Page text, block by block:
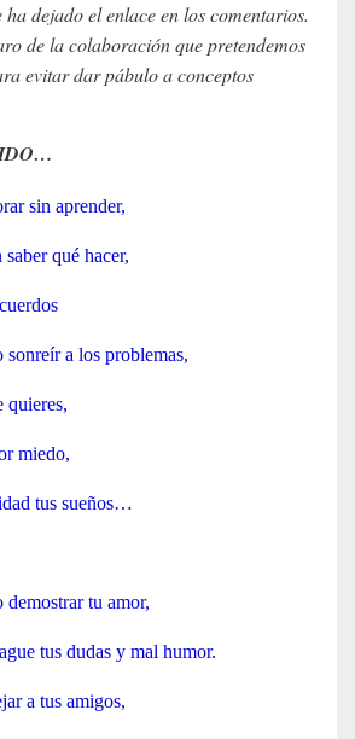
ha dejado el enlace en los comentarios.
de la colaboración que pretendemos
evitar dar pábulo a conceptos
sin aprender,
qué hacer,
a los problemas,
quieres,
miedo,
tus sueños…
tu amor,
tus dudas y mal humor.
a tus amigos,